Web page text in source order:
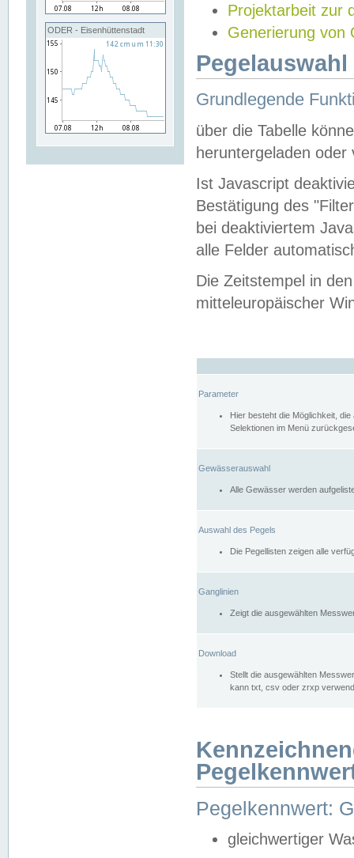
ODER - Eisenhüttenstadt
Projektarbeit zur
Generierung von
Grundlegende
über die Tabelle
heruntergeladen oder
Ist Javascript
Bestätigung des
bei deaktiviertem
alle Felder
Die Zeitstempel in
mitteleuropäischer
Parameter
Hier besteht die Möglichkeit,
Selektionen im Menü
Gewässerauswahl
Alle Gewässer werden
Auswahl des Pegels
Die Pegellisten zeigen alle
Ganglinien
Zeigt die ausgewählten
Download
Stellt die ausgewählten
kann txt, csv oder zrxp
Pegelkennwert:
gleichwertiger